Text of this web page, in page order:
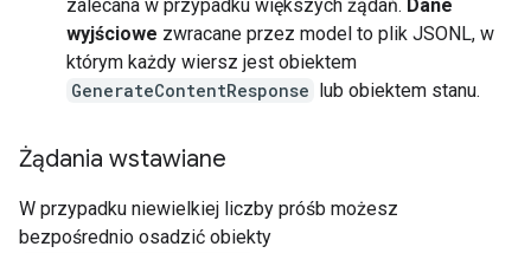
zalecana w przypadku większych żądań. Dane
wyjściowe zwracane przez model to plik JSONL, w
którym każdy wiersz jest obiektem
GenerateContentResponse lub obiektem stanu.
Żądania wstawiane
W przypadku niewielkiej liczby próśb możesz
bezpośrednio osadzić obiekty